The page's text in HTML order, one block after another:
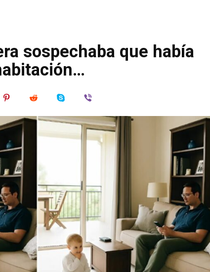
sospechaba que había